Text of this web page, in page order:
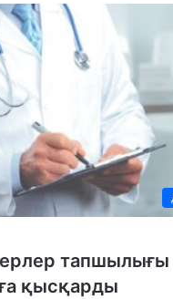
тапшылығы
қысқарды